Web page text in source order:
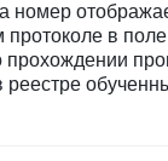
номер
протоколе в поле
прохождении
реестре